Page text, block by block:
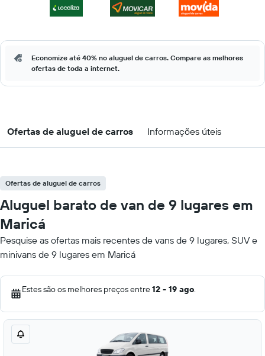
Economize até 40% no aluguel de carros. Compare as melhores
ofertas de toda a internet.
Ofertas de aluguel de carros Informações úteis
Ofertas de aluguel de carros
Aluguel barato de van de 9 lugares em
Maricá
Pesquise as ofertas mais recentes de vans de 9 lugares, SUV e
minivans de 9 lugares em Maricá
Estes são os melhores preços entre12 - 19 ago.